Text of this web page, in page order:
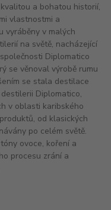
a bohatou historií,
vlastnostmi a
vyráběny v malých
na světě, nacházející
Diplomatico
se věnoval výrobě rumu
se stala destilace
Diplomatico,
v oblasti karibského
od klasických
po celém světě.
ovoce, koření a
procesu zrání a